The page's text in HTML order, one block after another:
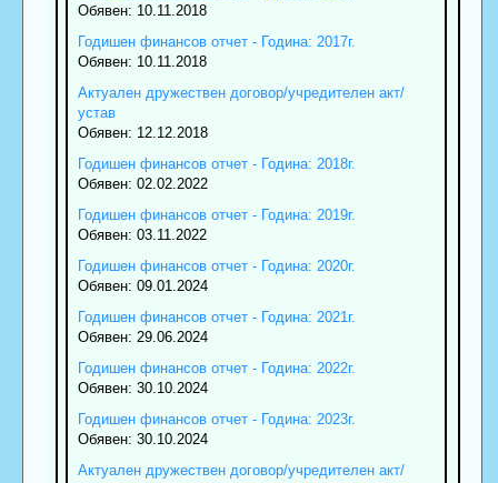
Обявен: 10.11.2018
Годишен финансов отчет - Година: 2017г.
Обявен: 10.11.2018
Актуален дружествен договор/учредителен акт/
устав
Обявен: 12.12.2018
Годишен финансов отчет - Година: 2018г.
Обявен: 02.02.2022
Годишен финансов отчет - Година: 2019г.
Обявен: 03.11.2022
Годишен финансов отчет - Година: 2020г.
Обявен: 09.01.2024
Годишен финансов отчет - Година: 2021г.
Обявен: 29.06.2024
Годишен финансов отчет - Година: 2022г.
Обявен: 30.10.2024
Годишен финансов отчет - Година: 2023г.
Обявен: 30.10.2024
Актуален дружествен договор/учредителен акт/